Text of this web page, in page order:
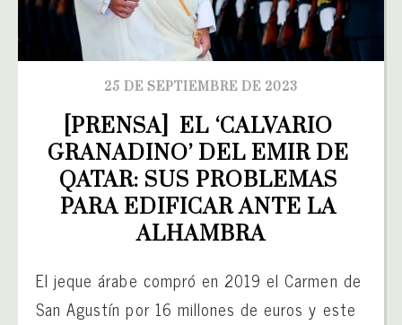
25 DE SEPTIEMBRE DE 2023
[PRENSA]  EL ‘CALVARIO
GRANADINO’ DEL EMIR DE
QATAR: SUS PROBLEMAS
PARA EDIFICAR ANTE LA
ALHAMBRA
El jeque árabe compró en 2019 el Carmen de
San Agustín por 16 millones de euros y este